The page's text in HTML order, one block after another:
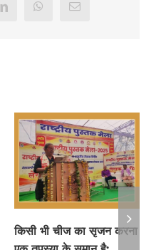
LinkedInWhatsAppEmail
किसी भी चीज का सृजन करना